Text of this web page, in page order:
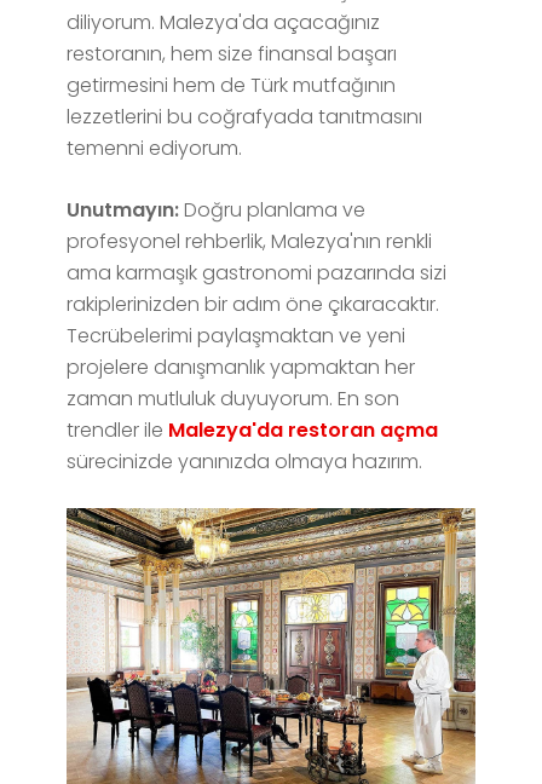
diliyorum. Malezya'da açacağınız
restoranın, hem size finansal başarı
getirmesini hem de Türk mutfağının
lezzetlerini bu coğrafyada tanıtmasını
temenni ediyorum.
Unutmayın:Doğru planlama ve
profesyonel rehberlik, Malezya'nın renkli
ama karmaşık gastronomi pazarında sizi
rakiplerinizden bir adım öne çıkaracaktır.
Tecrübelerimi paylaşmaktan ve yeni
projelere danışmanlık yapmaktan her
zaman mutluluk duyuyorum. En son
trendler ile Malezya'da restoran açma
sürecinizde yanınızda olmaya hazırım.